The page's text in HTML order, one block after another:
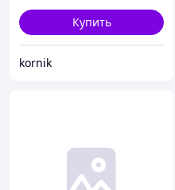
Купить
kornik